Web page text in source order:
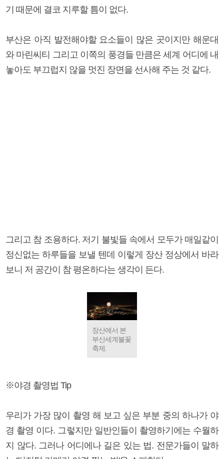
기 때문에 결코 지루할 틈이 없다.
부산은 아직 발전해야할 요소들이 많은 곳이지만 해운대
와 마린씨티 그리고 이쪽의 풍경들 만큼은 세계 어디에 내
놓아도 부끄럽지 않을 멋진 장면을 선사해 주는 것 같다.
그리고 참 조용하다. 저기 불빛들 속에서 모두가 매일같이
정신없는 하루들을 보낼 텐데 이렇게 장산 정상에서 바라
보니 저 공간이 참 평온하다는 생각이 든다.
장산에서 본
부산세계불꽃
축제.
※야경 촬영법 Tip
우리가 가장 많이 촬영 해 보고 싶은 부분 중의 하나가 야
경 촬영 이다. 그렇지만 일반인들이 촬영하기에는 수월하
지 않다. 그러나 어디에나 길은 있는 법. 전문가들이 말하